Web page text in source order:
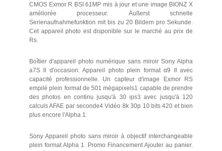
CMOS Exmor R BSI 61MP mis à jour et une image BIONZ X
améliorée processeur. Äußerst schnelle
Serienaufnahmefunktion mit bis zu 20 Bildern pro Sekunde.
Cet appareil photo est disponible sur le marché au prix de
Rs.
Boîtier d'appareil photo numérique sans miroir Sony Alpha
a7S II d'occasion. Appareil photo plein format α9 II avec
capacité professionnelle. Un capteur d'image Exmor RS
empilé plein format de 501 mégapixels1 capable de prendre
des photos en continu jusqu'à 30 ips3 avec jusqu'à 120
calculs AFAE par seconde4 Vidéo 8k 30p 10 bits 420 et bien
plus encore l'Alpha 1.
Sony Appareil photo sans miroir à objectif interchangeable
plein format Alpha 1. Promo Financement Ajouter au panier.